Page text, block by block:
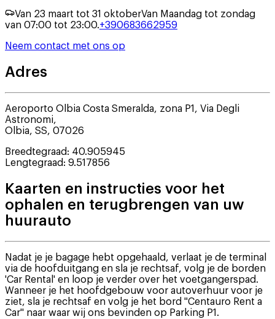
Van 23 maart tot 31 oktoberVan Maandag tot zondag
van 07:00 tot 23:00.+390683662959
Neem contact met ons op
Adres
Aeroporto Olbia Costa Smeralda, zona P1, Via Degli
Astronomi,
Olbia, SS, 07026
Breedtegraad: 40.905945
Lengtegraad: 9.517856
Kaarten en instructies voor het
ophalen en terugbrengen van uw
huurauto
Nadat je je bagage hebt opgehaald, verlaat je de terminal
via de hoofduitgang en sla je rechtsaf, volg je de borden
'Car Rental' en loop je verder over het voetgangerspad.
Wanneer je het hoofdgebouw voor autoverhuur voor je
ziet, sla je rechtsaf en volg je het bord "Centauro Rent a
Car" naar waar wij ons bevinden op Parking P1.